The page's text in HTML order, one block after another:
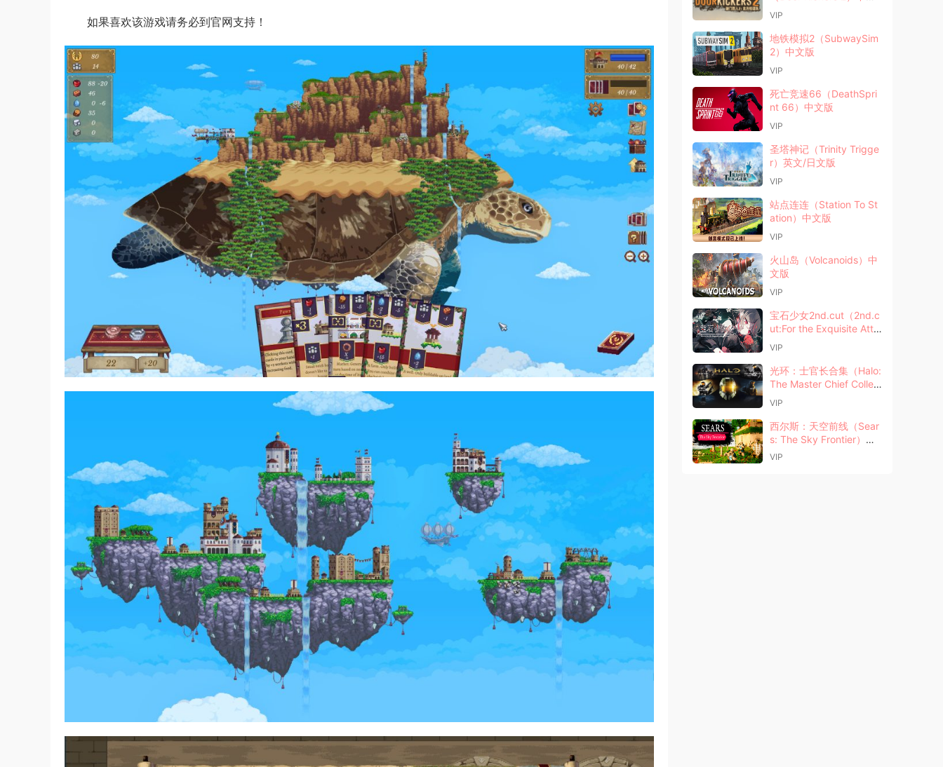
如果喜欢该游戏请务必到官网支持！
版
VIP
地铁模拟2（SubwaySim
2）中文版
VIP
死亡竞速66（DeathSpri
nt 66）中文版
VIP
圣塔神记（Trinity Trigge
r）英文/日文版
VIP
站点连连（Station To St
ation）中文版
VIP
火山岛（Volcanoids）中
文版
VIP
宝石少女2nd.cut（2nd.c
ut:For the Exquisite Attir
e）中文版
VIP
光环：士官长合集（Halo:
The Master Chief Collec
tion）中文版
VIP
西尔斯：天空前线（Sear
s: The Sky Frontier）中
文版
VIP